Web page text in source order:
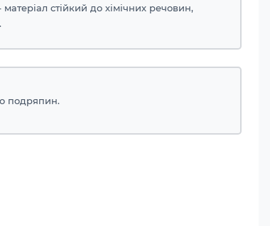
матеріал стійкий до хімічних речовин,
подряпин.